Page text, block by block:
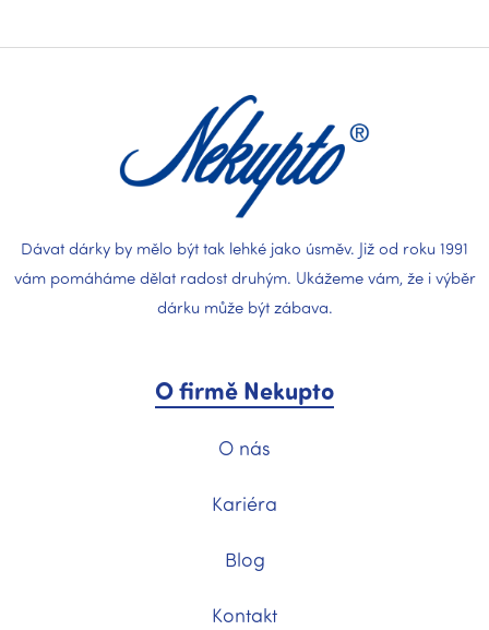
á
Dávat dárky by mělo být tak lehké jako úsměv. Již od roku 1991
vám pomáháme dělat radost druhým. Ukážeme vám, že i výběr
dárku může být zábava.
O firmě Nekupto
O nás
Kariéra
Blog
Kontakt